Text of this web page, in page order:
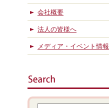
会社概要
法人の皆様へ
メディア・イベント情報